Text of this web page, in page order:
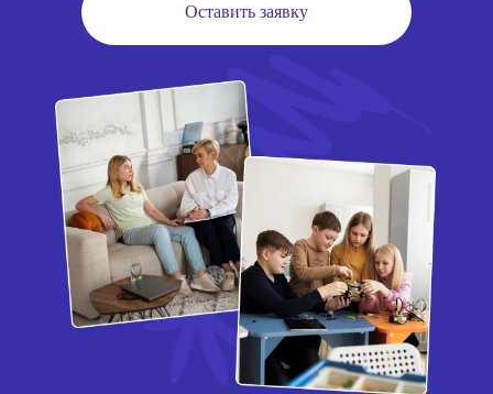
Оставить заявку